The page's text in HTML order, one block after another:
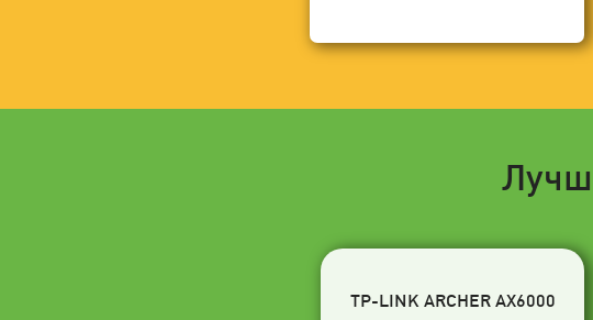
TP-LINK ARCHER AX6000